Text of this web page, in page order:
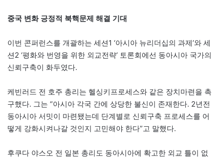
중국 변화 긍정적 북핵문제 해결 기대
이번 콘퍼런스를 개괄하는 세션1 ‘아시아 뉴리더십의 과제’와 세
션2 ‘평화와 번영을 위한 외교전략’ 토론회에선 동아시아 국가의
신뢰구축이 화두였다.
케빈러드 전 호주 총리는 헬싱키프로세스와 같은 장치마련을 촉
구했다. 그는 “아시아 각국 간에 상당한 불신이 존재한다. 2년전
동아시아 서밋이 마련됐는데 단계별로 신뢰구축 프로세스를 어
떻게 강화시켜나갈 것인지 고민해야 한다”고 말했다.
후쿠다 야스오 전 일본 총리도 동아시아에 확고한 외교 틀이 없